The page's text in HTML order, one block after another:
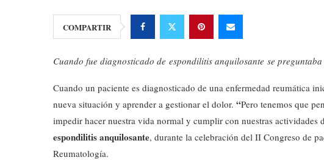
COMPARTIR
Cuando fue diagnosticado de espondilitis anquilosante se
Cuando un paciente es diagnosticado de una enfermedad reumática
nueva situación y aprender a gestionar el dolor. “Pero tenemos que
impedir hacer nuestra vida normal y cumplir con nuestras actividades
espondilitis anquilosante, durante la celebración del II Congreso de
Reumatología.